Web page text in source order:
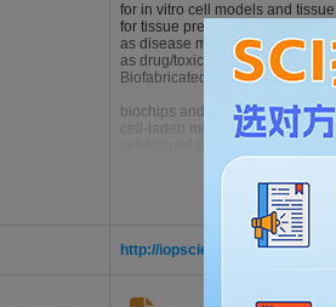
for in vitro cell models and
for tissue precursors, analogs
as disease models
as drug/toxicological screening
Biofabricated cell/biological
biochips and biosensors
cell-laden microfluidic devices
Novel 3D tissue scaffold
convergence of (bio)fabrication
novel processes for complex
bioactive and bioinspired tissue
engineering 'active and reactive'
direct and indirect fabrication
http://iopscience.iop.org/